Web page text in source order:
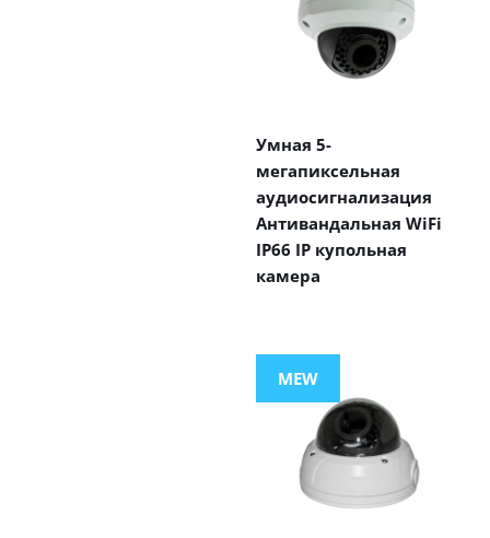
Умная 5-
мегапиксельная
аудиосигнализация
Антивандальная WiFi
IP66 IP купольная
камера
MEW